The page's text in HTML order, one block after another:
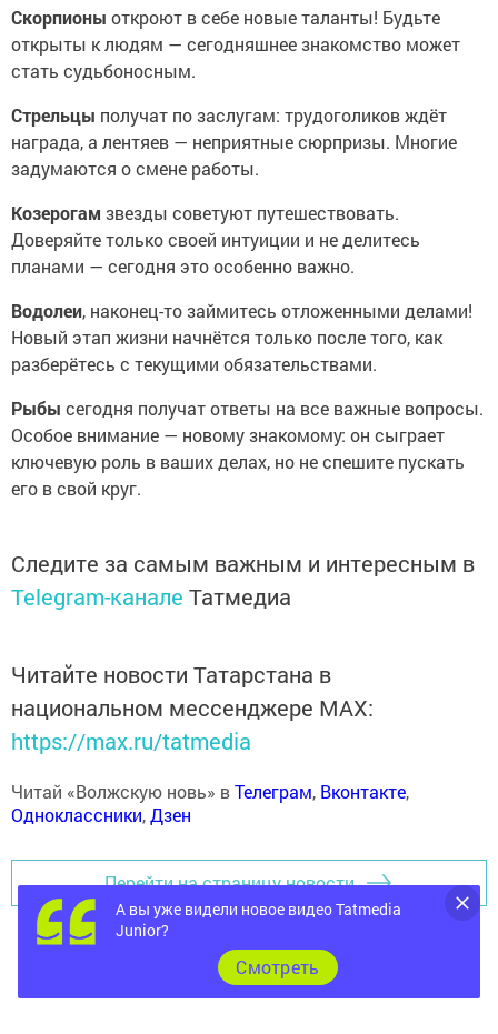
Скорпионы откроют в себе новые таланты! Будьте
открыты к людям — сегодняшнее знакомство может
стать судьбоносным.
Стрельцы получат по заслугам: трудоголиков ждёт
награда, а лентяев — неприятные сюрпризы. Многие
задумаются о смене работы.
Козерогам звезды советуют путешествовать.
Доверяйте только своей интуиции и не делитесь
планами — сегодня это особенно важно.
Водолеи, наконец-то займитесь отложенными делами!
Новый этап жизни начнётся только после того, как
разберётесь с текущими обязательствами.
Рыбы сегодня получат ответы на все важные вопросы.
Особое внимание — новому знакомому: он сыграет
ключевую роль в ваших делах, но не спешите пускать
его в свой круг.
Следите за самым важным и интересным в
Telegram-канале Татмедиа
Читайте новости Татарстана в
национальном мессенджере MАХ:
https://max.ru/tatmedia
Читай «Волжскую новь» вТелеграм, Вконтакте,
Одноклассники,Дзен
Перейти на страницу новости
А вы уже видели новое видео Tatmedia
Junior?
Cмотреть